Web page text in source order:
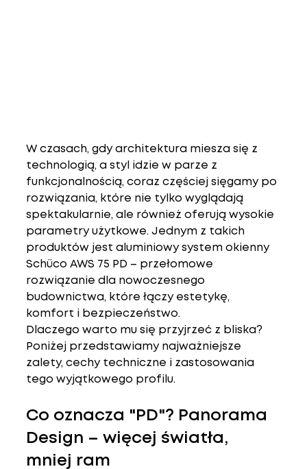
W czasach, gdy architektura miesza się z
technologią, a styl idzie w parze z
funkcjonalnością, coraz częściej sięgamy po
rozwiązania, które nie tylko wyglądają
spektakularnie, ale również oferują wysokie
parametry użytkowe. Jednym z takich
produktów jest aluminiowy system okienny
Schüco AWS 75 PD – przełomowe
rozwiązanie dla nowoczesnego
budownictwa, które łączy estetykę,
komfort i bezpieczeństwo.
Dlaczego warto mu się przyjrzeć z bliska?
Poniżej przedstawiamy najważniejsze
zalety, cechy techniczne i zastosowania
tego wyjątkowego profilu.
Co oznacza "PD"? Panorama
Design – więcej światła,
mniej ram